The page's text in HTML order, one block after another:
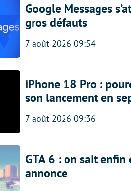
Google Messages
gros défauts
7 août 2026 09:54
iPhone 18 Pro :
son lancement en
7 août 2026 09:36
GTA 6 : on sait
annonce